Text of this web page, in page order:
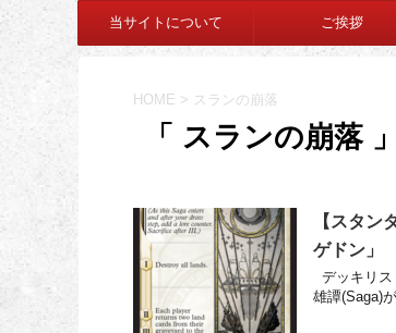
当サイトについて ご挨拶
HOME > スランの崩落
「 スランの崩落
【スタン
ゲドン」
デッキリ
雄譚(Saga)